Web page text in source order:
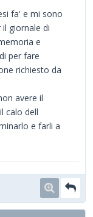
fa' e mi sono
giornale di
e
per fare
richiesto da
avere il
calo dell
e farli a